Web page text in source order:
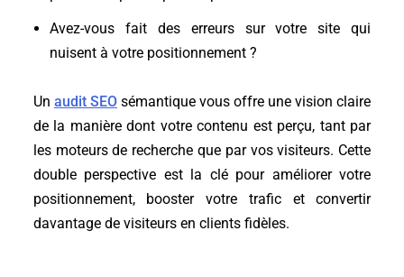
Avez-vous fait des erreurs sur votre site qui
nuisent à votre positionnement ?
Un audit SEOsémantique vous offre une vision claire
de la manière dont votre contenu est perçu, tant par
les moteurs de recherche que par vos visiteurs. Cette
double perspective est la clé pour améliorer votre
positionnement, booster votre trafic et convertir
davantage de visiteurs en clients fidèles.